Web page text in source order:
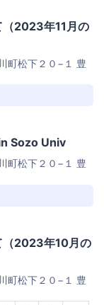
2023年11月の
町松下２０−１
豊
Sozo Univ
町松下２０−１
豊
2023年10月の
町松下２０−１
豊